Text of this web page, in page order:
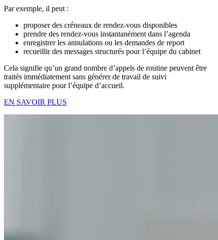
Par exemple, il peut :
proposer des créneaux de rendez-vous disponibles
prendre des rendez-vous instantanément dans l’agenda
enregistrer les annulations ou les demandes de report
recueillir des messages structurés pour l’équipe du cabinet
Cela signifie qu’un grand nombre d’appels de routine peuvent être
traités immédiatement sans générer de travail de suivi
supplémentaire pour l’équipe d’accueil.
EN SAVOIR PLUS